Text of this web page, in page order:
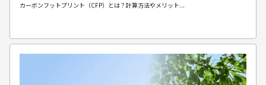
カーボンフットプリント（CFP）とは？計算方法やメリット...